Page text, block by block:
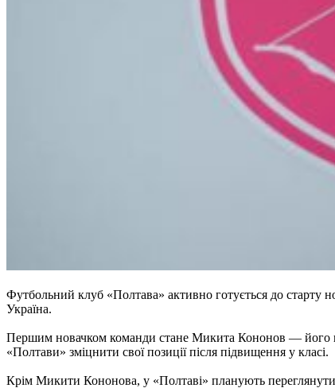
Футбольний клуб «Полтава» активно готується до старту
Україна.
Першим новачком команди стане Микита Кононов — його
«Полтави» зміцнити свої позиції після підвищення у класі.
Крім Микити Кононова, у «Полтаві» планують